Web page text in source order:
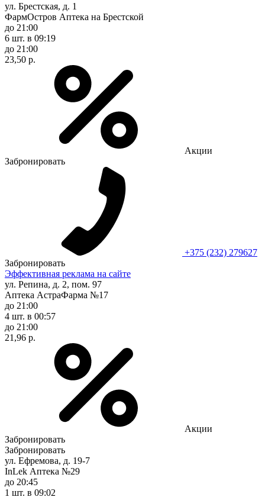
ул. Брестская, д. 1
ФармОстров Аптека на Брестской
до 21:00
6 шт. в 09:19
до 21:00
23,50 р.
Акции
Забронировать
+375 (232) 279627
Забронировать
Эффективная реклама на сайте
ул. Репина, д. 2, пом. 97
Аптека АстраФарма №17
до 21:00
4 шт. в 00:57
до 21:00
21,96 р.
Акции
Забронировать
Забронировать
ул. Ефремова, д. 19-7
InLek Аптека №29
до 20:45
1 шт. в 09:02